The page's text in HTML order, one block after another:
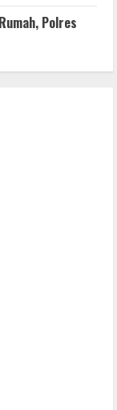
Polres